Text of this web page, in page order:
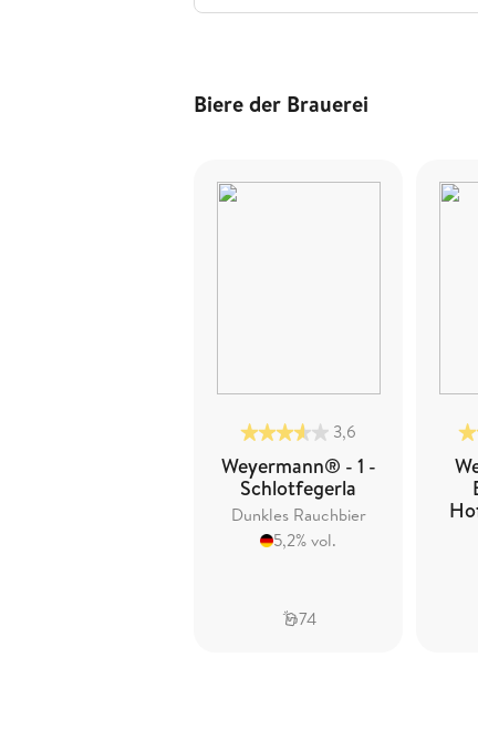
Biere der Brauerei
3,6
Weyermann® - 1 -
Schlotfegerla
Dunkles Rauchbier
5,2% vol.
74